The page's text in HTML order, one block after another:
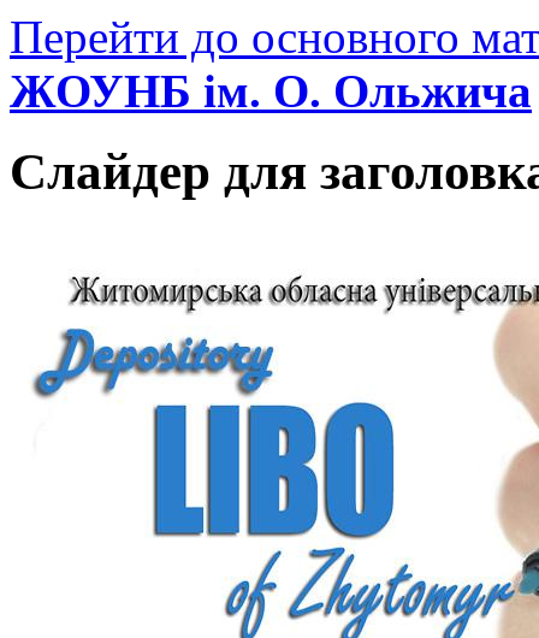
Перейти до основного
ЖОУНБ ім. О. Ольжича
Слайдер для